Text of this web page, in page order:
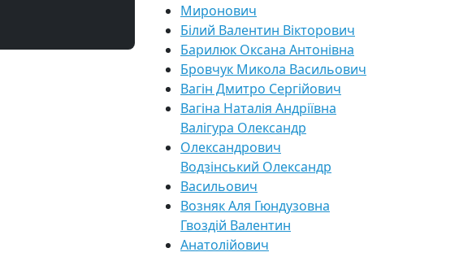
Миронович
Білий Валентин Вікторович
Барилюк Оксана Антонівна
Бровчук Микола Васильович
Вагін Дмитро Сергійович
Вагіна Наталія Андріївна
Валігура Олександр
Олександрович
Водзінський Олександр
Васильович
Возняк Аля Гюндузовна
Гвоздій Валентин
Анатолійович